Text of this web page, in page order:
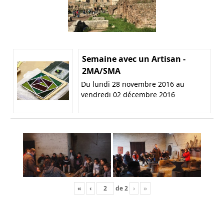
Semaine avec un Artisan -
2MA/SMA
Du lundi 28 novembre 2016 au
vendredi 02 décembre 2016
« ‹ de2 › »